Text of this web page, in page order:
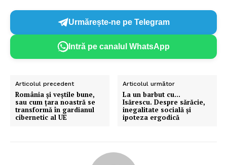
Urmărește-ne pe Telegram
Intră pe canalul WhatsApp
Articolul precedent
România și veștile bune,
sau cum țara noastră se
transformă în gardianul
cibernetic al UE
Articolul următor
La un barbut cu…
Isărescu. Despre sărăcie,
inegalitate socială și
ipoteza ergodică